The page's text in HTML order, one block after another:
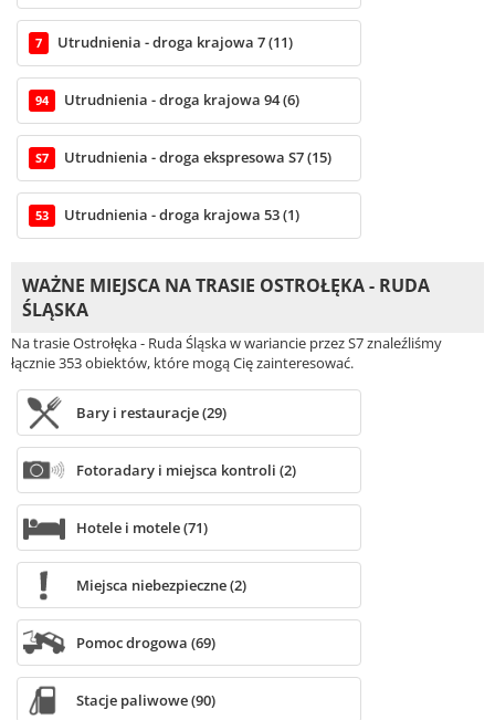
7 Utrudnienia - droga krajowa 7 (11)
94 Utrudnienia - droga krajowa 94 (6)
S7 Utrudnienia - droga ekspresowa S7 (15)
53 Utrudnienia - droga krajowa 53 (1)
WAŻNE MIEJSCA NA TRASIE OSTROŁĘKA - RUDA
ŚLĄSKA
Na trasie Ostrołęka - Ruda Śląska w wariancie przez S7 znaleźliśmy
łącznie 353 obiektów, które mogą Cię zainteresować.
Bary i restauracje (29)
Fotoradary i miejsca kontroli (2)
Hotele i motele (71)
Miejsca niebezpieczne (2)
Pomoc drogowa (69)
Stacje paliwowe (90)